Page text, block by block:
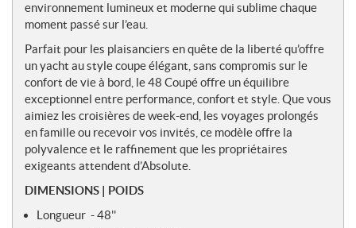
environnement lumineux et moderne qui sublime chaque
moment passé sur l’eau.
Parfait pour les plaisanciers en quête de la liberté qu’offre
un yacht au style coupe élégant, sans compromis sur le
confort de vie à bord, le 48 Coupé offre un équilibre
exceptionnel entre performance, confort et style. Que vous
aimiez les croisières de week-end, les voyages prolongés
en famille ou recevoir vos invités, ce modèle offre la
polyvalence et le raffinement que les propriétaires
exigeants attendent d’Absolute.
DIMENSIONS | POIDS
Longueur - 48''